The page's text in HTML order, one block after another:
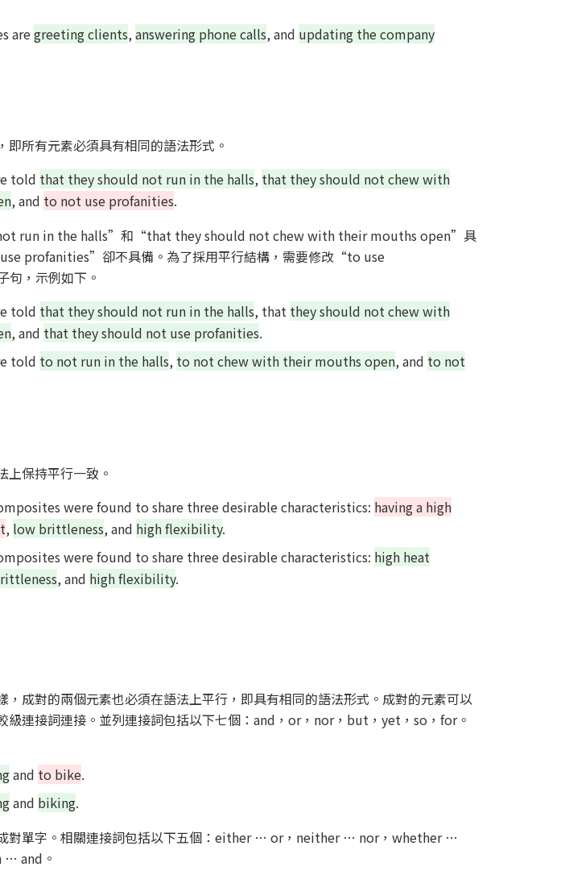
aregreeting clients,answering phone calls, and updating the company
所有元素必須具有相同的語法形式。
told that they should not run in the halls, that they should not chew with
, and to not use profanities.
run in the halls”和“that they should not chew with their mouths open”具
profanities”卻不具備。為了採用平行結構，需要修改“to use
，示例如下。
told that they should not run in the halls, that they should not chew with
, and that they should not use profanities.
told to not run in the halls, to not chew with their mouths open, and to not
上保持平行一致。
were found to share three desirable characteristics: having a high
, low brittleness, and high flexibility.
were found to share three desirable characteristics: high heat
, and high flexibility.
，成對的兩個元素也必須在語法上平行，即具有相同的語法形式。成對的元素可以
級連接詞連接。並列連接詞包括以下七個：and，or，nor，but，yet，so，for。
and to bike.
and biking.
對單字。相關連接詞包括以下五個：either … or，neither … nor，whether …
and。